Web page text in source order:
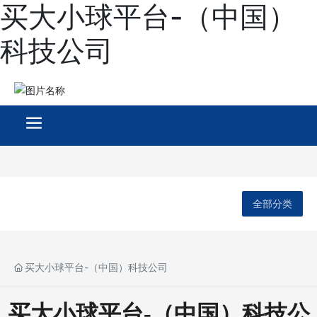
买大小球平台-（中国）
科技公司
全部分类
买大小球平台-（中国）科技公司